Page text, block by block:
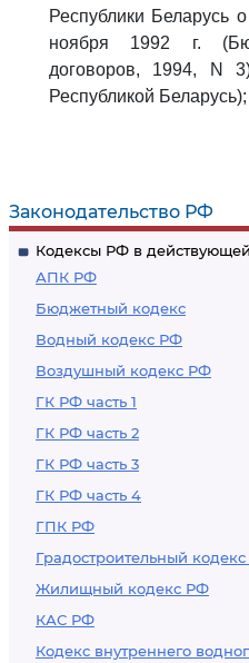
Законодательство РФ
Кодексы РФ в
АПК РФ
Бюджетный кодекс
Водный кодекс РФ
Воздушный кодекс РФ
ГК РФ часть 1
ГК РФ часть 2
ГК РФ часть 3
ГК РФ часть 4
ГПК РФ
Градостроительный
Жилищный кодекс РФ
КАС РФ
Кодекс внутреннего
Республики Беларусь
ноября 1992 г.
договоров, 1994, N
Республикой Беларусь);